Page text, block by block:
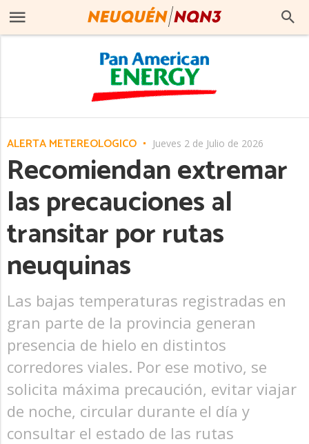
ALERTA METEREOLÓGICO Jueves 2 de Julio de 2026
Recomiendan extremar
las precauciones al
transitar por rutas
neuquinas
Las bajas temperaturas registradas en
gran parte de la provincia generan
presencia de hielo en distintos
corredores viales. Por ese motivo, se
solicita máxima precaución, evitar viajar
de noche, circular durante el día y
consultar el estado de las rutas